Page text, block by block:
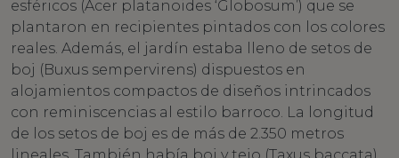
esféricos (Acer platanoides ‘Globosum’) que se
plantaron en recipientes pintados con los colores
reales. Además, el jardín estaba lleno de setos de
boj (Buxus sempervirens) dispuestos en
alojamientos compactos de diseños intrincados
con reminiscencias al estilo barroco. La longitud
de los setos de boj es de más de 2.350 metros